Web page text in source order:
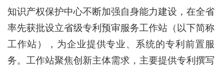
知识产权保护中心不断加强自身能力建设，在全省
率先获批设立省级专利预审服务工作站（以下简称
工作站），为企业提供专业、系统的专利前置服
务。工作站聚焦创新主体需求，主要提供专利撰写